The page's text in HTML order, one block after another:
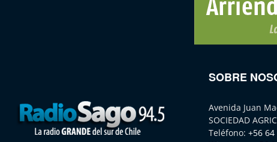
SOBRE
Avenida Juan
SOCIEDAD
Teléfono: +56